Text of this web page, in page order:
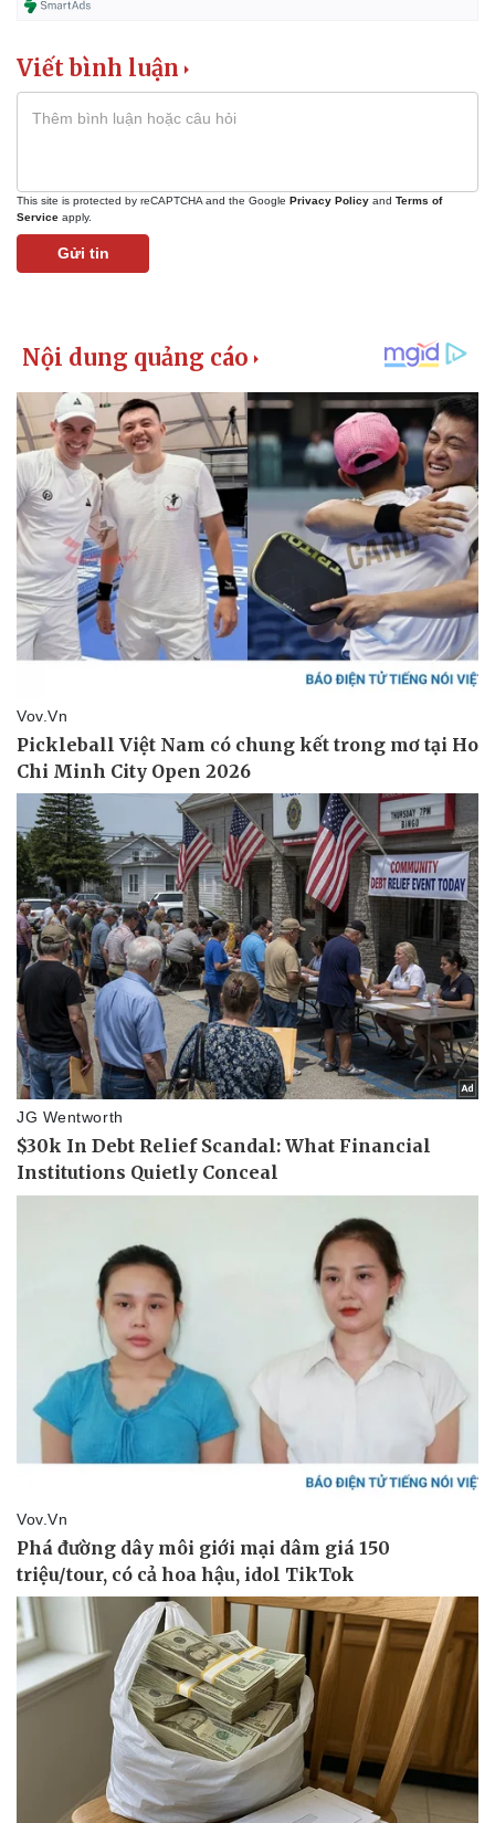
Pháp luật
Tin nóng
Tư vấn luật
Quân sự - Quốc phòng
Vũ khí
Việt Nam
Phân tích
Viết bình luận
This site is protected by reCAPTCHA and the Google Privacy Policy and Terms of
Service apply.
Gửi tin